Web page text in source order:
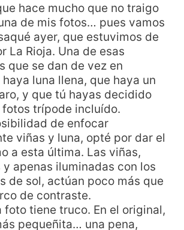
hace mucho que no traigo
de mis fotos… pues vamos
ayer, que estuvimos de
La Rioja. Una de esas
que se dan de vez en
luna llena, que haya un
y que tú hayas decidido
fotos trípode incluído.
de enfocar
viñas y luna, opté por dar el
a esta última. Las viñas,
apenas iluminadas con los
de sol, actúan poco más que
de contraste.
foto tiene truco. En el original,
pequeñita… una pena,